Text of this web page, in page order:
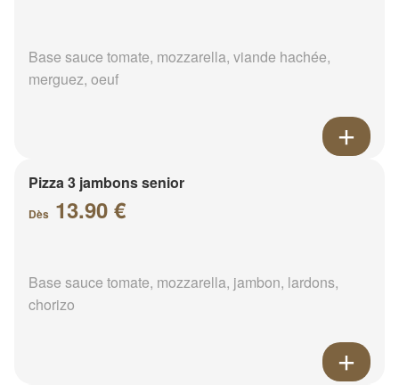
Base sauce tomate, mozzarella, viande hachée,
merguez, oeuf
Pizza 3 jambons senior
Dès 13.90 €
Base sauce tomate, mozzarella, jambon, lardons,
chorizo